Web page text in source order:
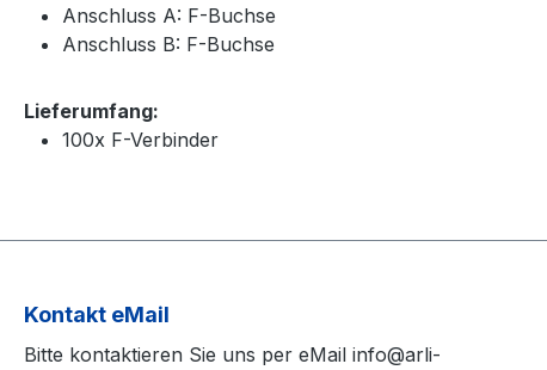
Anschluss A: F-Buchse
Anschluss B: F-Buchse
Lieferumfang:
100x F-Verbinder
Kontakt eMail
Bitte kontaktieren Sie uns per eMail info@arli-